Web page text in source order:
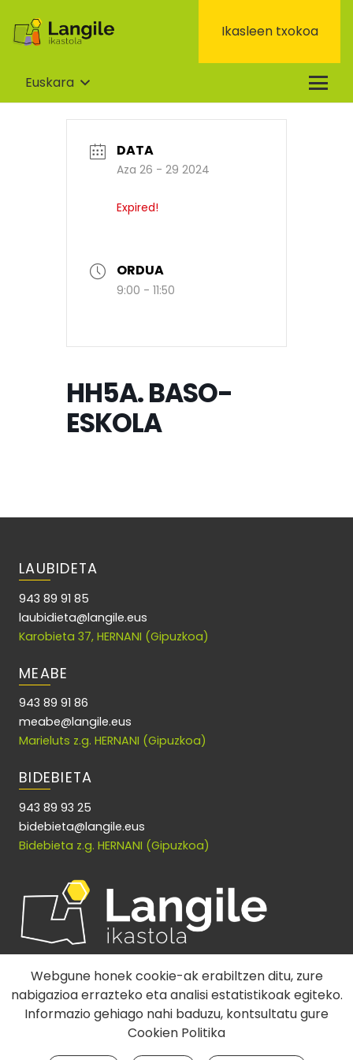
Ikasleen txokoa
Euskara
DATA
Aza 26 - 29 2024
Expired!
ORDUA
9:00 - 11:50
HH5A. BASO-
ESKOLA
LAUBIDETA
943 89 91 85
laubidieta@langile.eus
Karobieta 37, HERNANI (Gipuzkoa)
MEABE
943 89 91 86
meabe@langile.eus
Marieluts z.g. HERNANI (Gipuzkoa)
BIDEBIETA
943 89 93 25
bidebieta@langile.eus
Bidebieta z.g. HERNANI (Gipuzkoa)
Webgune honek cookie-ak erabiltzen ditu, zure
nabigazioa errazteko eta analisi estatistikoak egiteko.
Informazio gehiago nahi baduzu, kontsultatu gure
Cookien Politika